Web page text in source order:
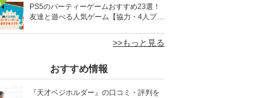
PS5のパーティーゲームおすすめ23選！
友達と遊べる人気ゲーム【協力・4人プレ
>>もっと見る
おすすめ情報
『天才ベジホルダー』の口コミ・評判を